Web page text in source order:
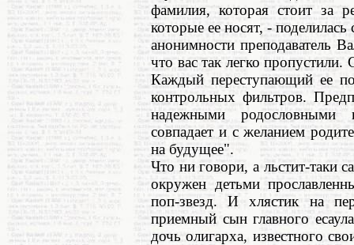
фамилия, которая стоит за
которые ее носят, -
анонимности преподаватель
что вас так легко
Каждый переступающий ее
контрольных фильтров.
надежными родословными
совпадает и с желанием
на будущее".
Что ни говори, а льстит-таки
окружен детьми
поп-звезд. И хлястик на
приемный сын главного
дочь олигарха, известного